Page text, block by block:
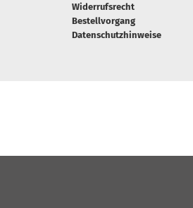
Widerrufsrecht
Bestellvorgang
Datenschutzhinweise